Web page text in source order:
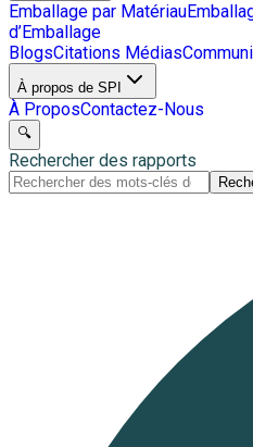
Emballage par Matériau
d’Emballage
BlogsCitations Médias
À propos de SPI
À ProposContactez-Nous
🔍
Rechercher des rapports